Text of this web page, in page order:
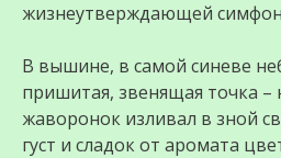
жизнеутверждающей
В вышине, в самой синеве
пришитая, звенящая точка
жаворонок изливал в зной
густ и сладок от аромата